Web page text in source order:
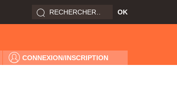
CONNEXION/INSCRIPTION